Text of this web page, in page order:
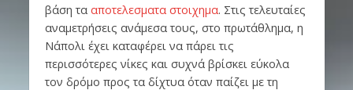
βάση τα αποτελεσματα στοιχημα. Στις τελευταίες
αναμετρήσεις ανάμεσα τους, στο πρωτάθλημα, η
Νάπολι έχει καταφέρει να πάρει τις
περισσότερες νίκες και συχνά βρίσκει εύκολα
τον δρόμο προς τα δίχτυα όταν παίζει με τη